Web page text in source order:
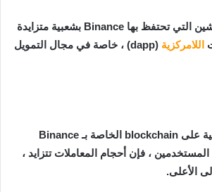
تتمتع مجموعتا البلوكشين التي تحتفظ بها Binance بشعبية متزايدة
اللامركزية
(dapp) ، خاصة في مجال التمويل
نظرًا لأن dapps المبنية على blockchain الخاصة بـ Binance
، فإن أحجام المعاملات تتزايد ،